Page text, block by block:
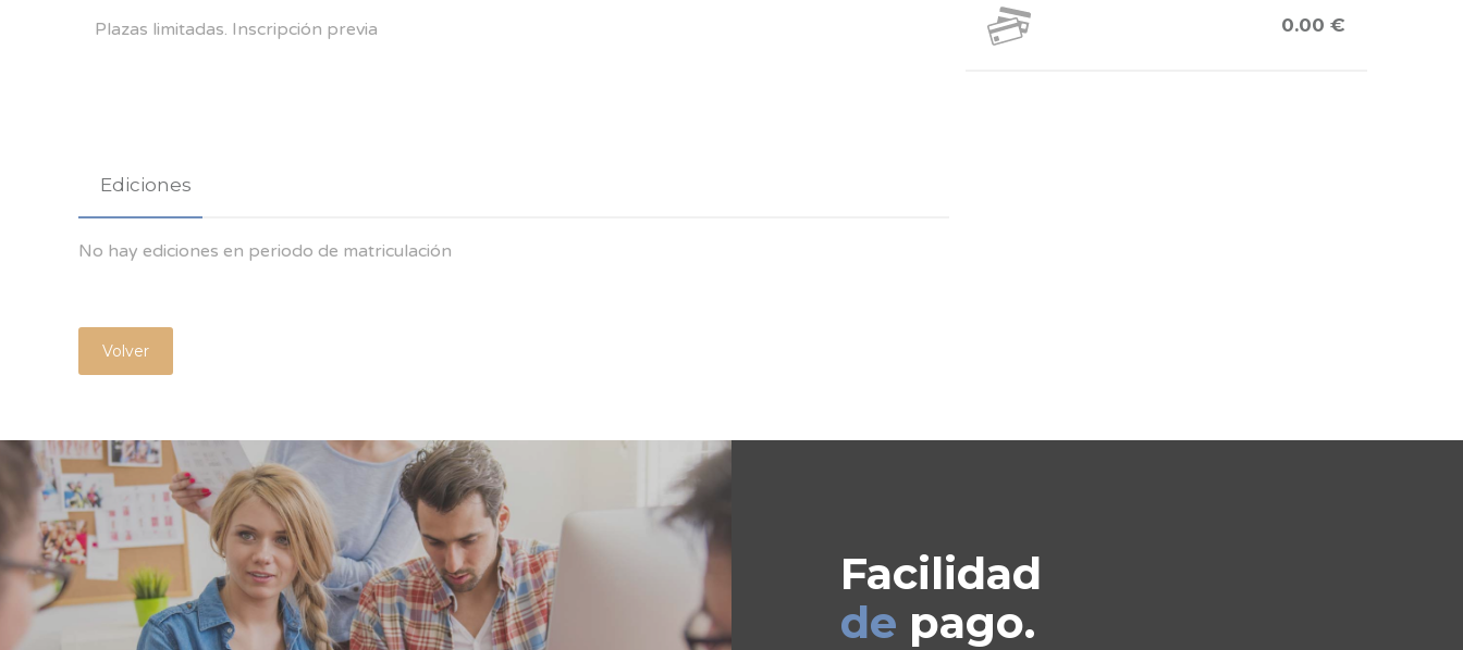
Plazas limitadas. Inscripción previa
Ediciones
No hay ediciones en periodo de matriculación
0.00 €
Volver
Facilidad
de pago.